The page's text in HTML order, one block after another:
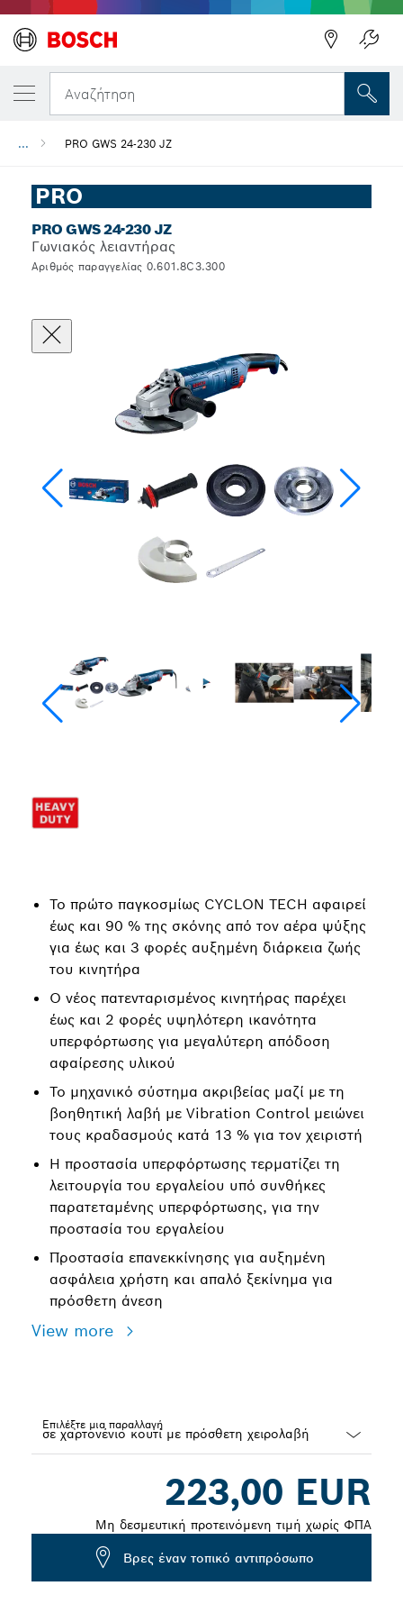
Αναζήτηση
... PRO GWS 24-230 JZ
PRO
PRO GWS 24-230 JZ
Γωνιακός λειαντήρας
Αριθμός παραγγελίας 0.601.8C3.300
Το πρώτο παγκοσμίως CYCLON TECH αφαιρεί
έως και 90 % της σκόνης από τον αέρα ψύξης
για έως και 3 φορές αυξημένη διάρκεια ζωής
του κινητήρα
Ο νέος πατενταρισμένος κινητήρας παρέχει
έως και 2 φορές υψηλότερη ικανότητα
υπερφόρτωσης για μεγαλύτερη απόδοση
αφαίρεσης υλικού
Το μηχανικό σύστημα ακριβείας μαζί με τη
βοηθητική λαβή με Vibration Control μειώνει
τους κραδασμούς κατά 13 % για τον χειριστή
Η προστασία υπερφόρτωσης τερματίζει τη
λειτουργία του εργαλείου υπό συνθήκες
παρατεταμένης υπερφόρτωσης, για την
προστασία του εργαλείου
Προστασία επανεκκίνησης για αυξημένη
ασφάλεια χρήστη και απαλό ξεκίνημα για
πρόσθετη άνεση
View more
Επιλέξτε μια παραλλαγή
223,00 EUR
Μη δεσμευτική προτεινόμενη τιμή χωρίς ΦΠΑ
Βρες έναν τοπικό αντιπρόσωπο